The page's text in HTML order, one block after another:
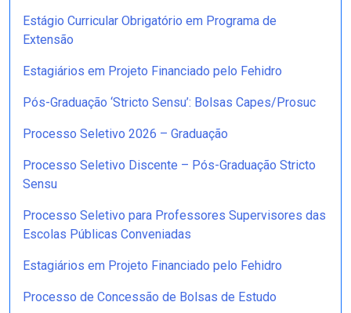
Estágio Curricular Obrigatório em Programa de
Extensão
Estagiários em Projeto Financiado pelo Fehidro
Pós-Graduação ‘Stricto Sensu’: Bolsas Capes/Prosuc
Processo Seletivo 2026 – Graduação
Processo Seletivo Discente – Pós-Graduação Stricto
Sensu
Processo Seletivo para Professores Supervisores das
Escolas Públicas Conveniadas
Estagiários em Projeto Financiado pelo Fehidro
Processo de Concessão de Bolsas de Estudo